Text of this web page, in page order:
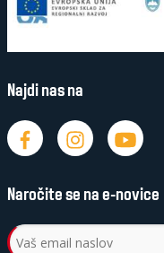
Najdi nas na
Naročite se na e-novice